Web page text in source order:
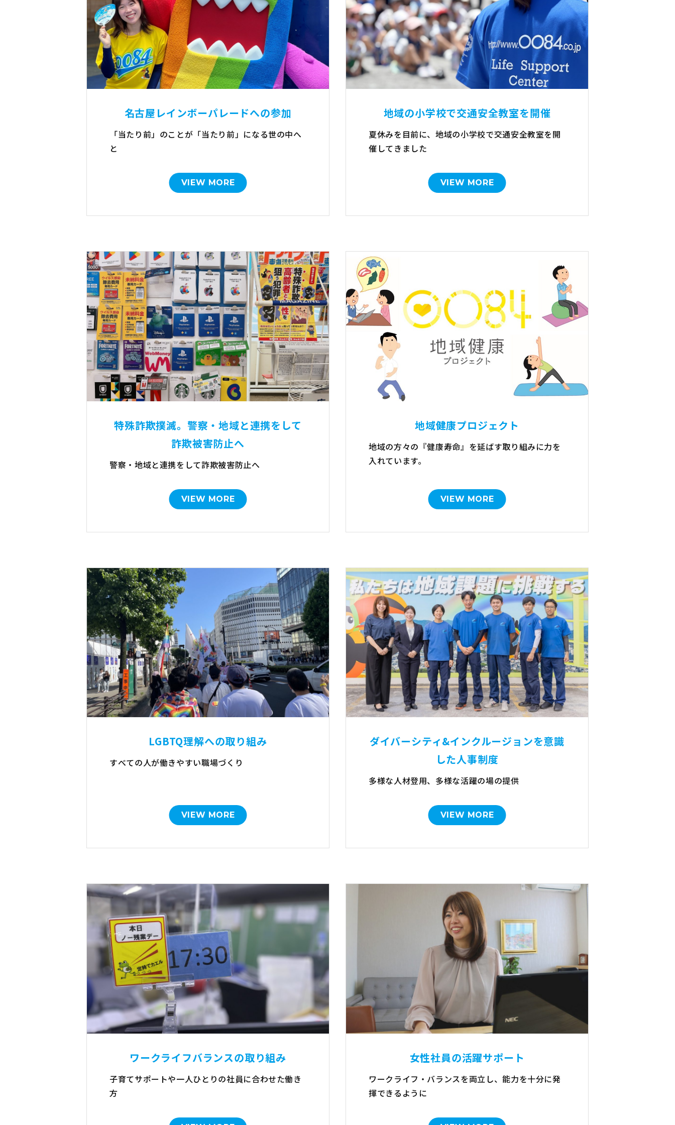
名古屋レインボーパレードへの参加
「当たり前」のことが「当たり前」になる世の中へ
と
VIEW MORE
地域の小学校で交通安全教室を開催
夏休みを目前に、地域の小学校で交通安全教室を開
催してきました
VIEW MORE
特殊詐欺撲滅。警察・地域と連携をして
詐欺被害防止へ
警察・地域と連携をして詐欺被害防止へ
VIEW MORE
地域健康プロジェクト
地域の方々の『健康寿命』を延ばす取り組みに力を
入れています。
VIEW MORE
LGBTQ理解への取り組み
すべての人が働きやすい職場づくり
VIEW MORE
ダイバーシティ&インクルージョンを意識
した人事制度
多様な人材登用、多様な活躍の場の提供
VIEW MORE
ワークライフバランスの取り組み
子育てサポートや一人ひとりの社員に合わせた働き
方
女性社員の活躍サポート
ワークライフ・バランスを両立し、能力を十分に発
揮できるように